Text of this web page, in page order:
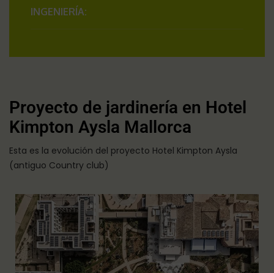
INGENIERÍA:
Proyecto de jardinería en Hotel
Kimpton Aysla Mallorca
Esta es la evolución del proyecto Hotel Kimpton Aysla
(antiguo Country club)